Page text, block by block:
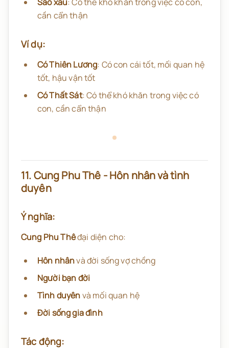
cần cẩn thận
Ví dụ:
Có Thiên Lương: Có con cái tốt, mối quan hệ
tốt, hậu vận tốt
Có Thất Sát: Có thể khó khăn trong việc có
con, cần cẩn thận
11. Cung Phu Thê - Hôn nhân và tình
duyên
Ý nghĩa:
Cung Phu Thêđại diện cho:
Hôn nhânvà đời sống vợ chồng
Người bạn đời
Tình duyênvà mối quan hệ
Đời sống gia đình
Tác động: